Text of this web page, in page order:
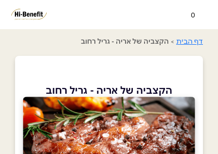
0
דף הבית > הקצביה של אריה - גריל רחוב
הקצביה של אריה - גריל רחוב